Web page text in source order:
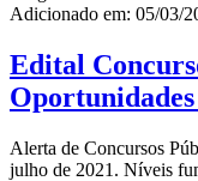
Adicionado em: 05/03/
Edital
Alerta de Concursos
julho de 2021. Níveis